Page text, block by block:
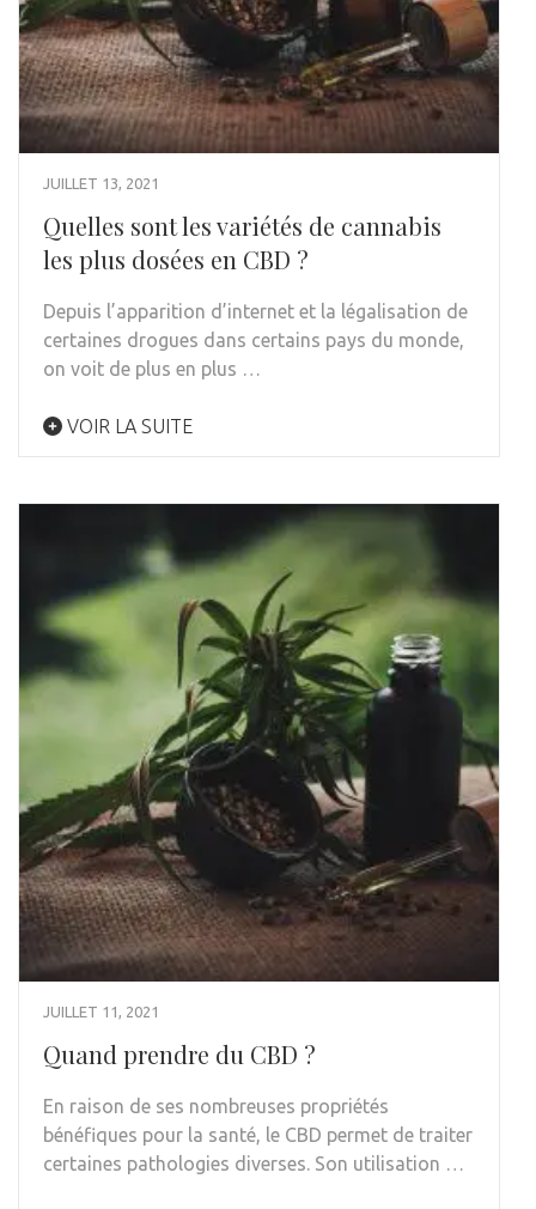
JUILLET 13, 2021
Quelles sont les variétés de cannabis
les plus dosées en CBD ?
Depuis l’apparition d’internet et la légalisation de
certaines drogues dans certains pays du monde,
on voit de plus en plus …
VOIR LA SUITE
JUILLET 11, 2021
Quand prendre du CBD ?
En raison de ses nombreuses propriétés
bénéfiques pour la santé, le CBD permet de traiter
certaines pathologies diverses. Son utilisation …